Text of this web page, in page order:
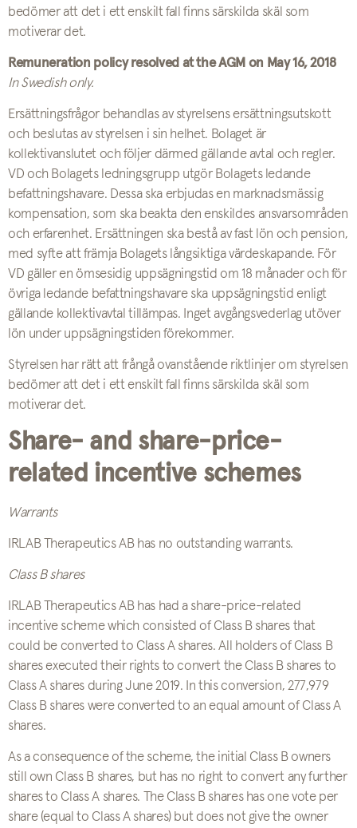
bedömer att det i ett enskilt fall finns särskilda skäl som
motiverar det.
Remuneration policy resolved at the AGM on May 16, 2018
In Swedish only.
Ersättningsfrågor behandlas av styrelsens ersättningsutskott
och beslutas av styrelsen i sin helhet. Bolaget är
kollektivanslutet och följer därmed gällande avtal och regler.
VD och Bolagets ledningsgrupp utgör Bolagets ledande
befattningshavare. Dessa ska erbjudas en marknadsmässig
kompensation, som ska beakta den enskildes ansvarsområden
och erfarenhet. Ersättningen ska bestå av fast lön och pension,
med syfte att främja Bolagets långsiktiga värdeskapande. För
VD gäller en ömsesidig uppsägningstid om 18 månader och för
övriga ledande befattningshavare ska uppsägningstid enligt
gällande kollektivavtal tillämpas. Inget avgångsvederlag utöver
lön under uppsägningstiden förekommer.
Styrelsen har rätt att frångå ovanstående riktlinjer om styrelsen
bedömer att det i ett enskilt fall finns särskilda skäl som
motiverar det.
Share- and share-price-
related incentive schemes
Warrants
IRLAB Therapeutics AB has no outstanding warrants.
Class B shares
IRLAB Therapeutics AB has had a share-price-related
incentive scheme which consisted of Class B shares that
could be converted to Class A shares. All holders of Class B
shares executed their rights to convert the Class B shares to
Class A shares during June 2019. In this conversion, 277,979
Class B shares were converted to an equal amount of Class A
shares.
As a consequence of the scheme, the initial Class B owners
still own Class B shares, but has no right to convert any further
shares to Class A shares. The Class B shares has one vote per
share (equal to Class A shares) but does not give the owner